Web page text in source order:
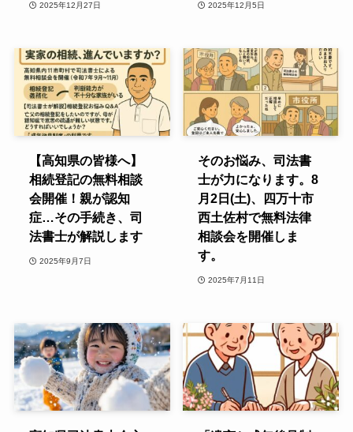
2025年12月27日 2025年12月5日
【高知県の皆様へ】
相続登記の無料相談
会開催！親が認知
症…その手続き、司
法書士が解説します
2025年9月7日
そのお悩み、司法書
士が力になります。8
月2日(土)、四万十市
西土佐村で無料法律
相談会を開催しま
す。
2025年7月11日